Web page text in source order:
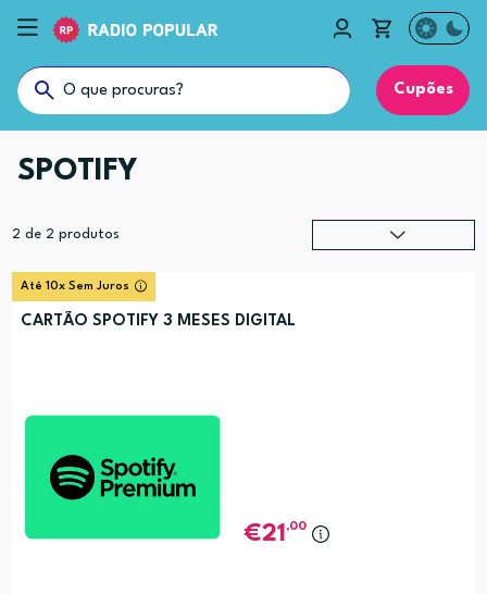
Cupões
SPOTIFY
2 de 2 produtos
Até 10x Sem Juros
CARTÃO SPOTIFY 3 MESES DIGITAL
21 ,00